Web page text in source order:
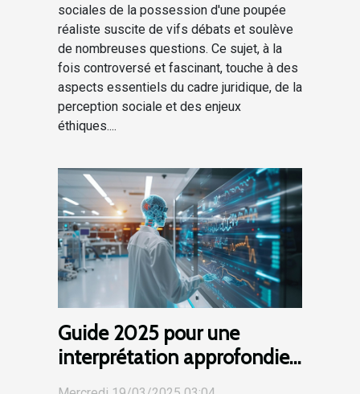
sociales de la possession d'une poupée
réaliste suscite de vifs débats et soulève
de nombreuses questions. Ce sujet, à la
fois controversé et fascinant, touche à des
aspects essentiels du cadre juridique, de la
perception sociale et des enjeux
éthiques....
Guide 2025 pour une
interprétation approfondie